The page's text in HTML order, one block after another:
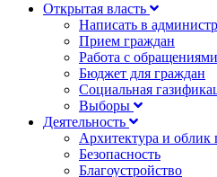
Открытая власть
Написать в
Прием граждан
Работа с обращениями
Бюджет для граждан
Социальная
Выборы
Деятельность
Архитектура и облик
Безопасность
Благоустройство